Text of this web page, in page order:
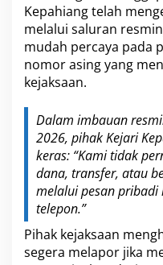
Kepahiang telah
melalui saluran
mudah percaya pada
nomor asing yang
kejaksaan.
Dalam imbauan
2026, pihak Kejari
keras: “Kami tidak
dana, transfer, atau
melalui pesan
telepon.”
Pihak kejaksaan
segera melapor jika